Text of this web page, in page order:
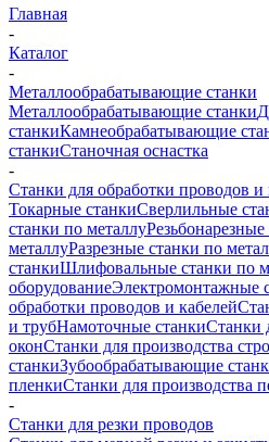
Главная
-
Каталог
-
Металлообрабатывающие станки
Металлообрабатывающие станки
станкиКамнеобрабатывающие
станкиСтаночная оснастка
-
Станки для обработки проводов и
Токарные станкиСверлильные
станки по металлу
металлуРазрезные станки по
станкиШлифовальные станки по
оборудованиеЭлектромонтажные
обработки проводов и кабелей
и трубНамоточные станкиСтанки
оконСтанки для производства
станкиЗубообрабатывающие
пленкиСтанки для производства
-
Станки для резки проводов